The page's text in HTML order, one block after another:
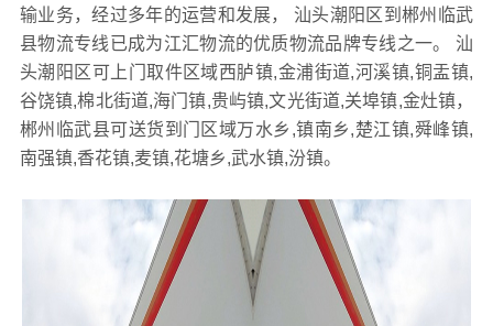
输业务，经过多年的运营和发展， 汕头潮阳区到郴州临武
县物流专线已成为江汇物流的优质物流品牌专线之一。 汕
头潮阳区可上门取件区域西胪镇,金浦街道,河溪镇,铜盂镇,
谷饶镇,棉北街道,海门镇,贵屿镇,文光街道,关埠镇,金灶镇，
郴州临武县可送货到门区域万水乡,镇南乡,楚江镇,舜峰镇,
南强镇,香花镇,麦镇,花塘乡,武水镇,汾镇。